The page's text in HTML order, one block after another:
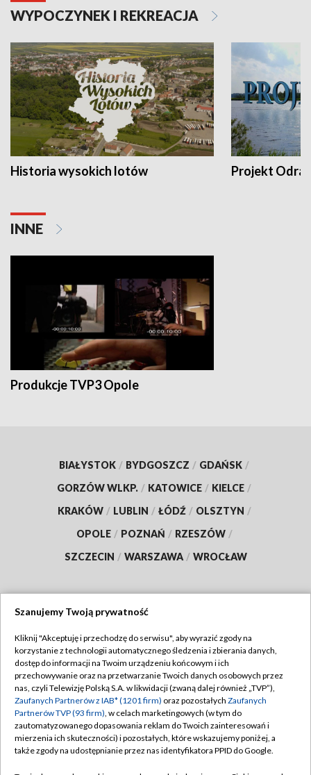
WYPOCZYNEK I REKREACJA
Historia wysokich lotów Projekt Odra
INNE
Produkcje TVP3 Opole
BIAŁYSTOK / BYDGOSZCZ / GDAŃSK /
GORZÓW WLKP. / KATOWICE / KIELCE /
KRAKÓW / LUBLIN / ŁÓDŹ / OLSZTYN /
OPOLE / POZNAŃ / RZESZÓW /
SZCZECIN / WARSZAWA / WROCŁAW
TVP
Abonament TVP
Emisja w TVP
Centrum informacji TVP
Naziemna Telewizja Cyfrowa
Regulamin TVP
Polityka prywatności
Moje zgody
Pomoc
Szanujemy Twoją prywatność
Kliknij "Akceptuję i przechodzę do serwisu", aby wyrazić zgody na
korzystanie z technologii automatycznego śledzenia i zbierania danych,
dostęp do informacji na Twoim urządzeniu końcowym i ich
przechowywanie oraz na przetwarzanie Twoich danych osobowych przez
nas, czyli Telewizję Polską S.A. w likwidacji (zwaną dalej również „TVP”),
Zaufanych Partnerów z IAB* (1201 firm) oraz pozostałych Zaufanych
Partnerów TVP (93 firm), w celach marketingowych (w tym do
zautomatyzowanego dopasowania reklam do Twoich zainteresowań i
mierzenia ich skuteczności) i pozostałych, które wskazujemy poniżej, a
także zgody na udostępnianie przez nas identyfikatora PPID do Google.